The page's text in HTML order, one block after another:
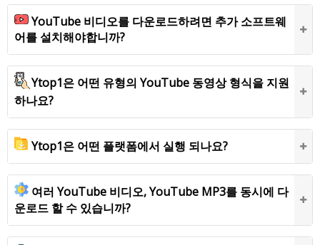
YouTube 비디오를 다운로드하려면 추가 소프트웨
어를 설치해야합니까?
Ytop1은 어떤 유형의 YouTube 동영상 형식을 지원
하나요?
Ytop1은 어떤 플랫폼에서 실행 되나요?
여러 YouTube 비디오, YouTube MP3를 동시에 다
운로드 할 수 있습니까?